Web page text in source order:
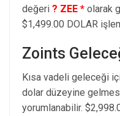
değeri ? ZEE * olarak
$1,499.00 DOLAR
Zoints
Kısa vadeli geleceği
dolar düzeyine
yorumlanabilir.